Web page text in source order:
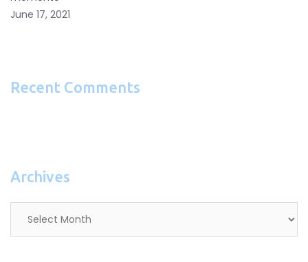
June 17, 2021
Recent Comments
Archives